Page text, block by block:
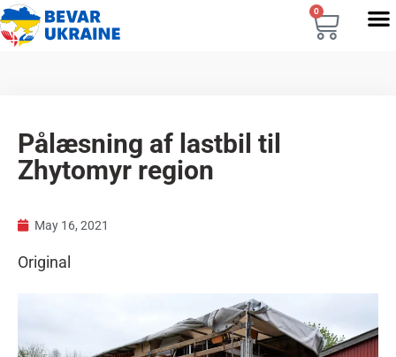
0
Pålæsning af lastbil til
Zhytomyr region
May 16, 2021
Original